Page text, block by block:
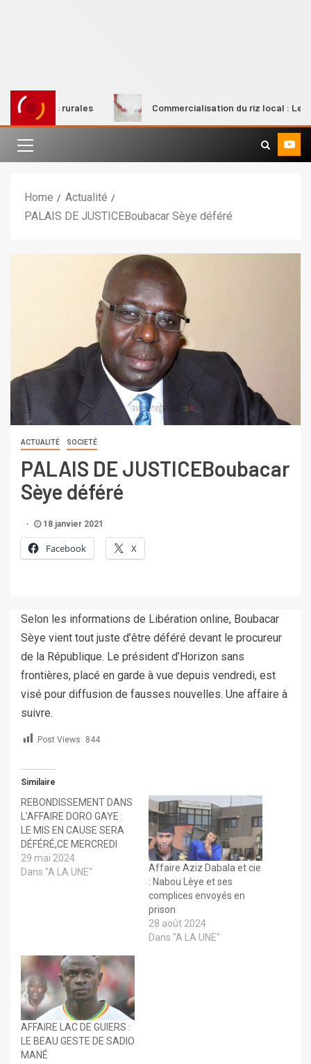
rurales Commercialisation du riz local : Le
Home
Actualité
PALAIS DE JUSTICEBoubacar Sèye déféré
ACTUALITÉ SOCIETÉ
PALAIS DE JUSTICEBoubacar
Sèye déféré
18 janvier 2021
Facebook X
Selon les informations de Libération online, Boubacar
Sèye vient tout juste d’être déféré devant le procureur
de la République. Le président d’Horizon sans
frontières, placé en garde à vue depuis vendredi, est
visé pour diffusion de fausses nouvelles. Une affaire à
suivre.
Post Views: 844
Similaire
REBONDISSEMENT DANS
L’AFFAIRE DORO GAYE :
LE MIS EN CAUSE SERA
DÉFÉRÉ,CE MERCREDI
29 mai 2024
Dans "A LA UNE"
Affaire Aziz Dabala et cie
: Nabou Lèye et ses
complices envoyés en
prison
28 août 2024
Dans "A LA UNE"
AFFAIRE LAC DE GUIERS :
LE BEAU GESTE DE SADIO
MANÉ